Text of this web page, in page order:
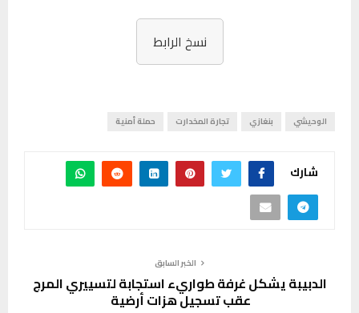
نسخ الرابط
الوحيشي بنغازي تجارة المخدارت حملة أمنية
شارك
الخبر السابق
الدبيبة يشكل غرفة طواريء استجابة لتسييري المرج
عقب تسجيل هزات أرضية